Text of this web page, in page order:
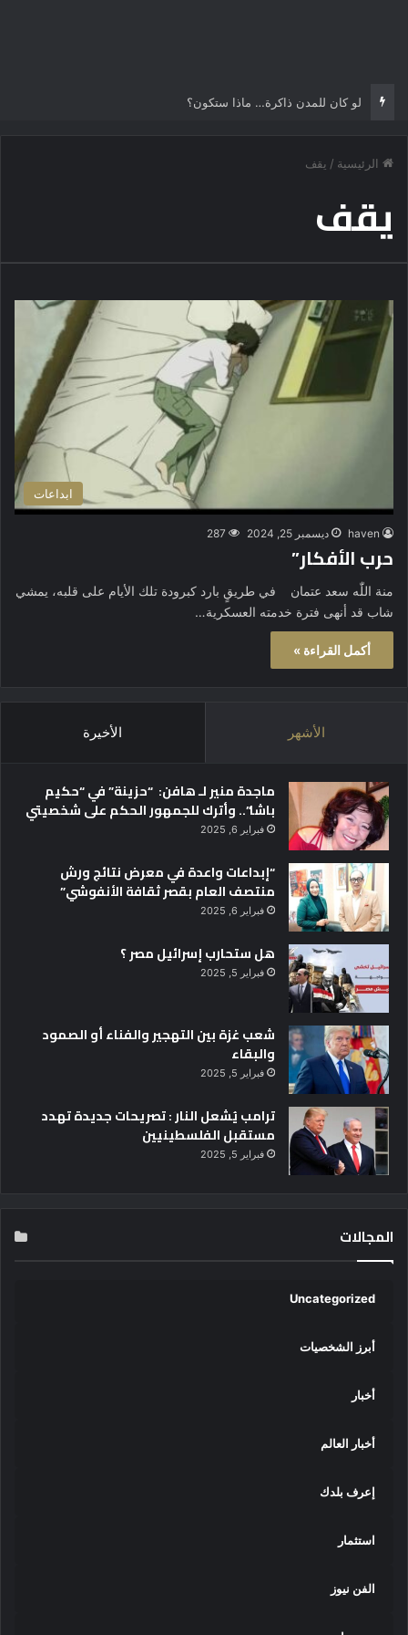
لو كان للمدن ذاكرة… ماذا ستكون؟
الرئيسية / يقف
يقف
ابداعات
haven ديسمبر 25, 2024 287
حرب الأفكار”
منة اللّٰه سعد عتمان في طريقٍ بارد كبرودة تلك الأيام على قلبه، يمشي
شاب قد أنهى فترة خدمته العسكرية…
أكمل القراءة »
الأشهر الأخيرة
ماجدة منير لـ هافن: “حزينة” في “حكيم
باشا”.. وأترك للجمهور الحكم على شخصيتي
فبراير 6, 2025
“إبداعات واعدة في معرض نتائج ورش
منتصف العام بقصر ثقافة الأنفوشي”
فبراير 6, 2025
هل ستحارب إسرائيل مصر ؟
فبراير 5, 2025
شعب غزة بين التهجير والفناء أو الصمود
والبقاء
فبراير 5, 2025
ترامب يُشعل النار : تصريحات جديدة تهدد
مستقبل الفلسطينيين
فبراير 5, 2025
المجالات
Uncategorized
أبرز الشخصيات
أخبار
أخبار العالم
إعرف بلدك
استثمار
الفن نيوز